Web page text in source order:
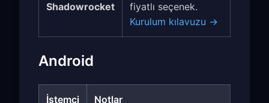
Shadowrocket
fiyatlı seçenek.
Kurulum kılavuzu →
Android
İstemci Notlar